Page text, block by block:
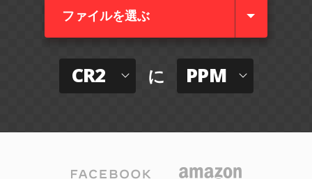
ファイルを選ぶ
CR2 に PPM